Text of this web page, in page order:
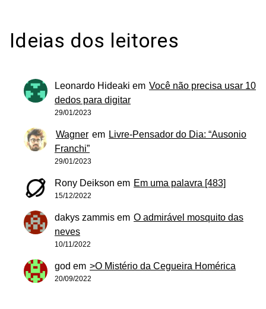
Ideias dos leitores
Leonardo Hideaki em Você não precisa usar 10
dedos para digitar
29/01/2023
Wagner em Livre-Pensador do Dia: “Ausonio
Franchi”
29/01/2023
Rony Deikson em Em uma palavra [483]
15/12/2022
dakys zammis em O admirável mosquito das
neves
10/11/2022
god em >O Mistério da Cegueira Homérica
20/09/2022